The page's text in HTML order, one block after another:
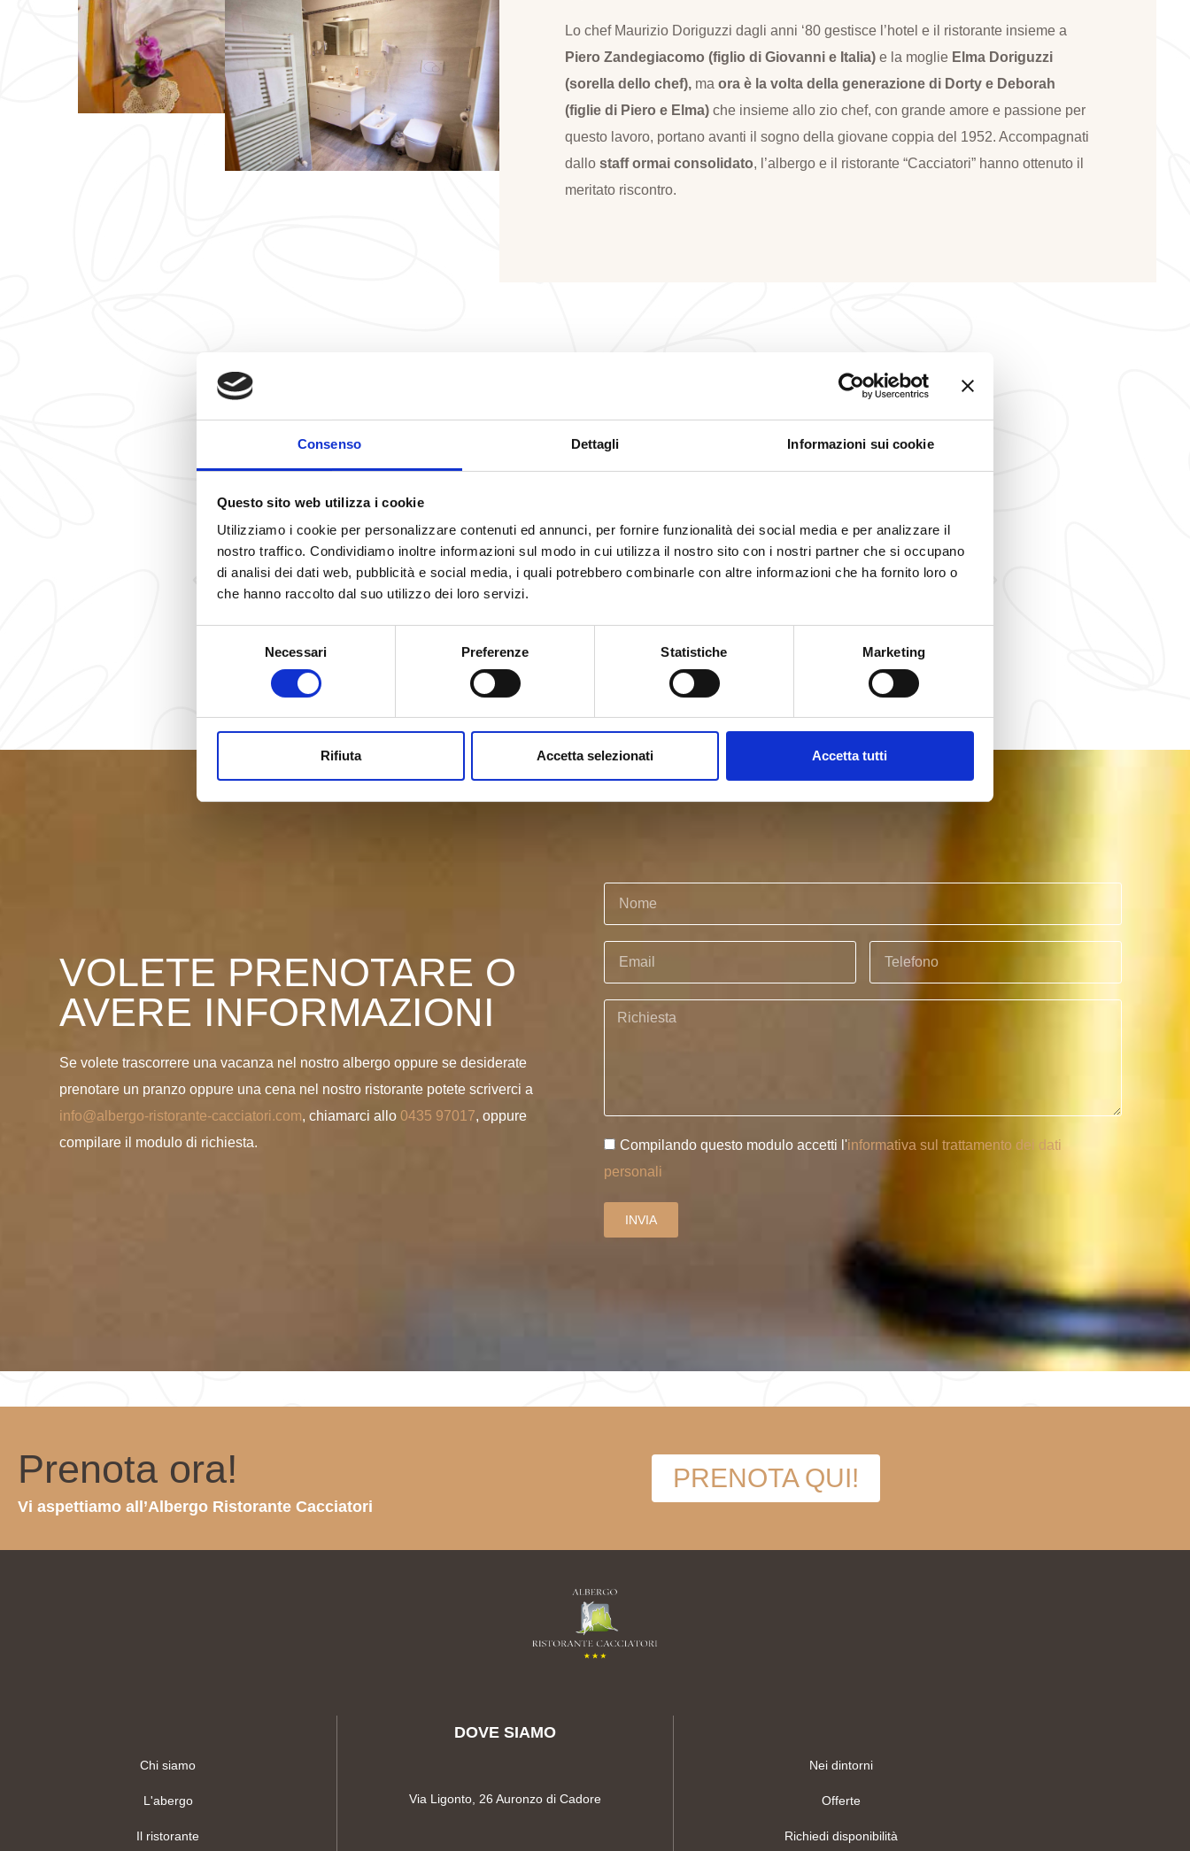
Consenso Dettagli Informazioni sui cookie
Questo sito web utilizza i cookie
Utilizziamo i cookie per personalizzare contenuti ed annunci, per fornire funzionalità dei social media e per analizzare il
nostro traffico. Condividiamo inoltre informazioni sul modo in cui utilizza il nostro sito con i nostri partner che si occupano
di analisi dei dati web, pubblicità e social media, i quali potrebbero combinarle con altre informazioni che ha fornito loro o
che hanno raccolto dal suo utilizzo dei loro servizi.
Necessari Preferenze Statistiche Marketing
Rifiuta Accetta selezionati Accetta tutti
Lo chef Maurizio Doriguzzi dagli anni ‘80 gestisce l’hotel e il ristorante insieme a
Piero Zandegiacomo (figlio di Giovanni e Italia)e la moglie Elma Doriguzzi
(sorella dello chef),ma ora è la volta della generazione di Dorty e Deborah
(figlie di Piero e Elma)che insieme allo zio chef, con grande amore e passione per
questo lavoro, portano avanti il sogno della giovane coppia del 1952. Accompagnati
dallo staff ormai consolidato, l’albergo e il ristorante “Cacciatori” hanno ottenuto il
meritato riscontro.
Lasciamo che a parlare siano i nostri ospiti
Tripadvisor
Ristorante davvero ottimo, oltre ad avere una grande professionalità nel servizio, i piatti ben presentati sono eccezionali, da
urlo. Consiglio vivamente a tutti di provare, qualità prezzo più che giusto. Grazie dell’esperienza
VOLETE PRENOTARE O
AVERE INFORMAZIONI
Se volete trascorrere una vacanza nel nostro albergo oppure se desiderate
prenotare un pranzo oppure una cena nel nostro ristorante potete scriverci a
info@albergo-ristorante-cacciatori.com, chiamarci allo0435 97017, oppure
compilare il modulo di richiesta.
Compilando questo modulo accetti l'informativa sul trattamento dei dati
personali
INVIA
Prenota ora!
Vi aspettiamo all’Albergo Ristorante Cacciatori
PRENOTA QUI!
Chi siamo
L'abergo
Il ristorante
DOVE SIAMO
Via Ligonto, 26 Auronzo di Cadore
Nei dintorni
Offerte
Richiedi disponibilità